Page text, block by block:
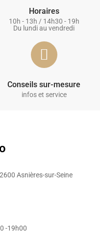
Horaires
10h - 13h / 14h30 - 19h
Du lundi au vendredi
Conseils sur-mesure
infos et service
Asnières-sur-Seine
-19h00